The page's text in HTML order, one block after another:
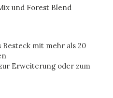
und Forest Blend
mit mehr als 20
Erweiterung oder zum